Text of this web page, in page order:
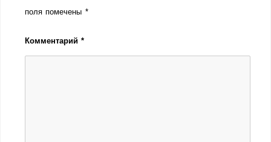
поля помечены *
Комментарий*